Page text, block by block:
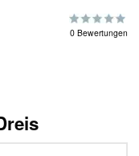
0 Bewertungen